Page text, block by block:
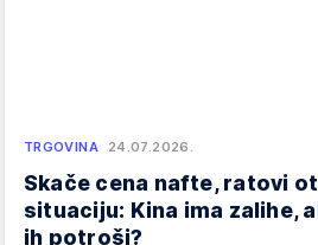
TRGOVINA 24.07.2026.
Skače cena nafte, ratovi
situaciju: Kina ima zalihe,
ih potroši?